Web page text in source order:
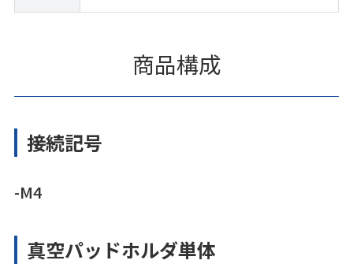
商品構成
接続記号
-M4
真空パッドホルダ単体